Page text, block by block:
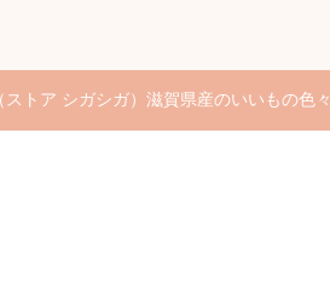
ストア シガシガ）滋賀県産のいいもの色々